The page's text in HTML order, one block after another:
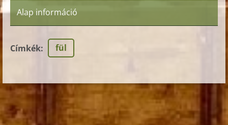
Alap információ
Címkék: fül